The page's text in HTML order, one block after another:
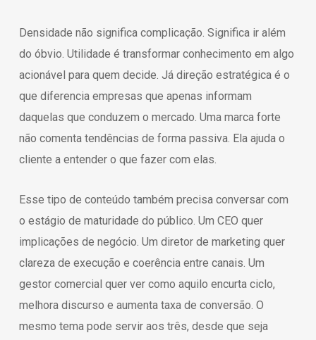
Densidade não significa complicação. Significa ir além
do óbvio. Utilidade é transformar conhecimento em algo
acionável para quem decide. Já direção estratégica é o
que diferencia empresas que apenas informam
daquelas que conduzem o mercado. Uma marca forte
não comenta tendências de forma passiva. Ela ajuda o
cliente a entender o que fazer com elas.
Esse tipo de conteúdo também precisa conversar com
o estágio de maturidade do público. Um CEO quer
implicações de negócio. Um diretor de marketing quer
clareza de execução e coerência entre canais. Um
gestor comercial quer ver como aquilo encurta ciclo,
melhora discurso e aumenta taxa de conversão. O
mesmo tema pode servir aos três, desde que seja